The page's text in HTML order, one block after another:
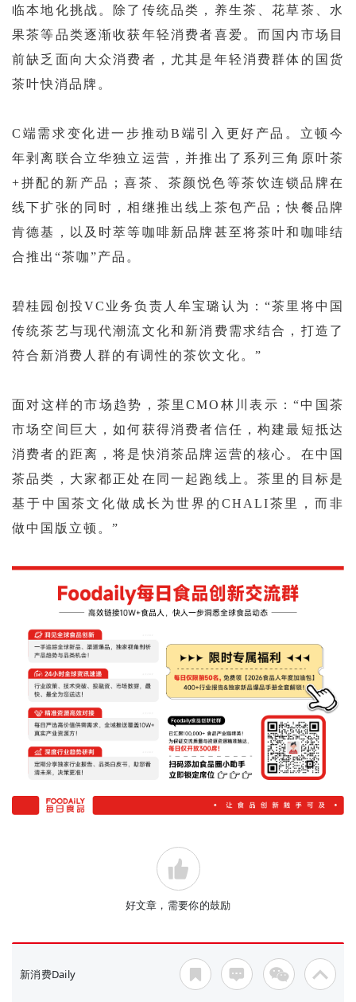
临本地化挑战。除了传统品类，养生茶、花草茶、水
果茶等品类逐渐收获年轻消费者喜爱。而国内市场目
前缺乏面向大众消费者，尤其是年轻消费群体的国货
茶叶快消品牌。
C端需求变化进一步推动B端引入更好产品。立顿今
年剥离联合立华独立运营，并推出了系列三角原叶茶
+拼配的新产品；喜茶、茶颜悦色等茶饮连锁品牌在
线下扩张的同时，相继推出线上茶包产品；快餐品牌
肯德基，以及时萃等咖啡新品牌甚至将茶叶和咖啡结
合推出“茶咖”产品。
碧桂园创投VC业务负责人牟宝璐认为：“茶里将中国
传统茶艺与现代潮流文化和新消费需求结合，打造了
符合新消费人群的有调性的茶饮文化。”
面对这样的市场趋势，茶里CMO林川表示：“中国茶
市场空间巨大，如何获得消费者信任，构建最短抵达
消费者的距离，将是快消茶品牌运营的核心。在中国
茶品类，大家都正处在同一起跑线上。茶里的目标是
基于中国茶文化做成长为世界的CHALI茶里，而非
做中国版立顿。”
好文章，需要你的鼓励
新消费Daily